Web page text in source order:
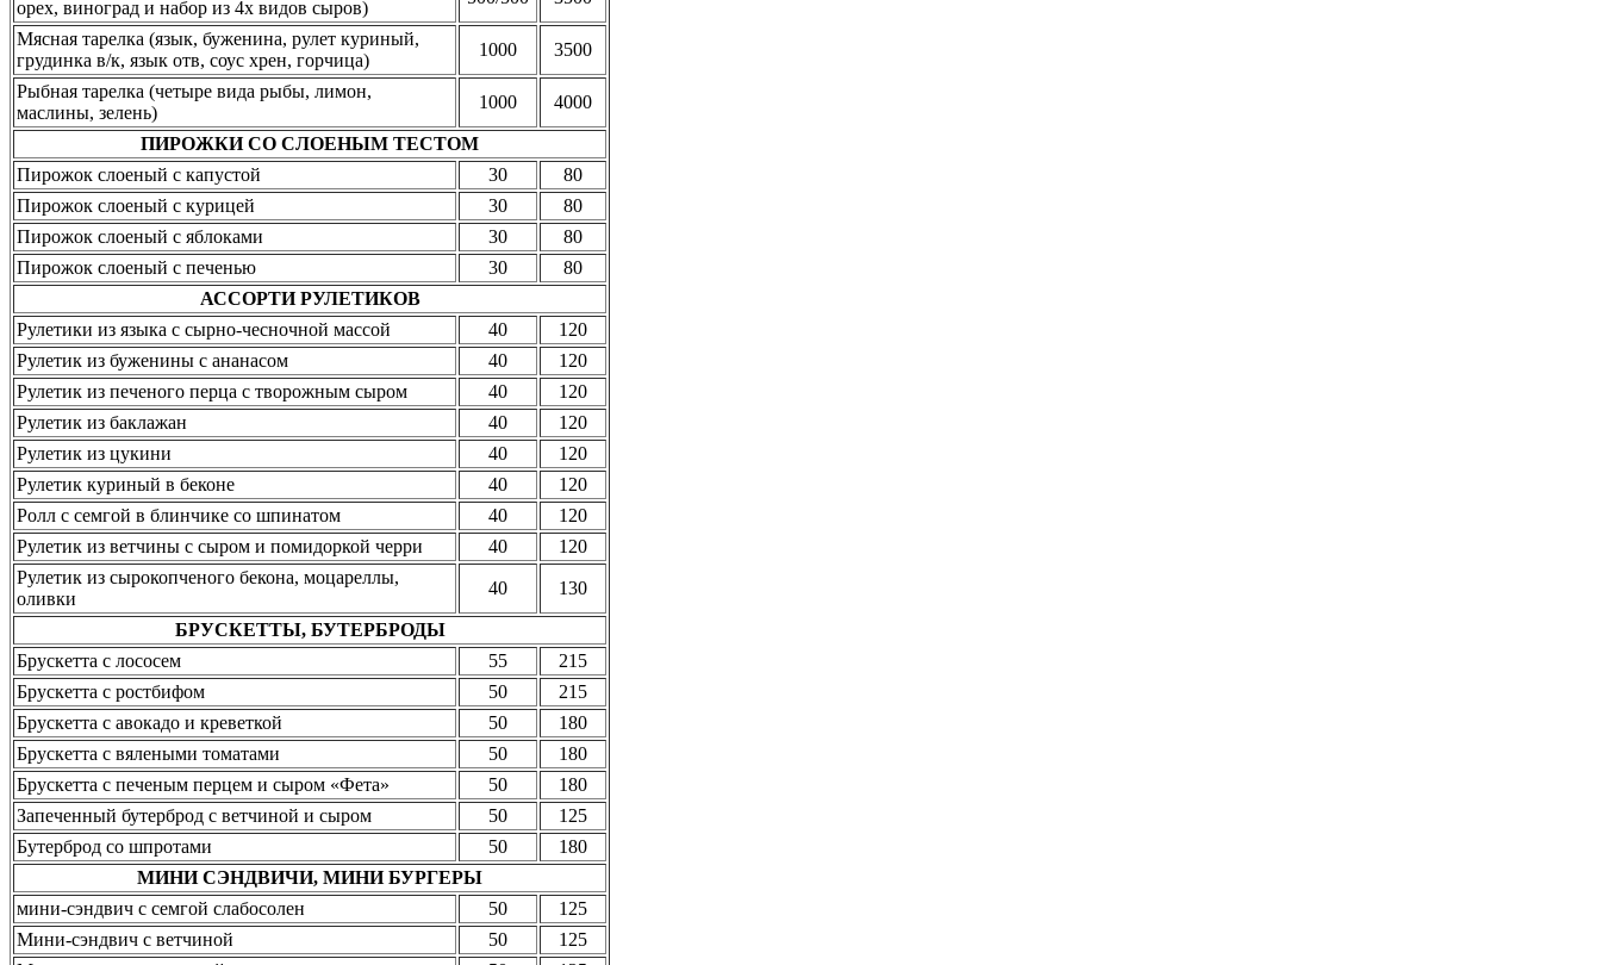
орех, виноград и набор из 4х видов сыров)
Мясная тарелка (язык, буженина, рулет куриный,
грудинка в/к, язык отв, соус хрен, горчица)
1000 3500
Рыбная тарелка (четыре вида рыбы, лимон,
маслины, зелень)
1000 4000
ПИРОЖКИ СО СЛОЕНЫМ ТЕСТОМ
Пирожок слоеный с капустой
30
80
Пирожок слоеный с курицей
30
80
Пирожок слоеный с яблоками
30
80
Пирожок слоеный с печенью
30
80
АССОРТИ РУЛЕТИКОВ
Рулетики из языка с сырно-чесночной массой
40
120
Рулетик из буженины с ананасом
40
120
Рулетик из печеного перца с творожным сыром
40
120
Рулетик из баклажан
40
120
Рулетик из цукини
40
120
Рулетик куриный в беконе
40
120
Ролл с семгой в блинчике со шпинатом
40
120
Рулетик из ветчины с сыром и помидоркой черри
40
120
Рулетик из сырокопченого бекона, моцареллы,
оливки
40 130
БРУСКЕТТЫ, БУТЕРБРОДЫ
Брускетта с лососем
55
215
Брускетта с ростбифом
50
215
Брускетта с авокадо и креветкой
50
180
Брускетта с вялеными томатами
50
180
Брускетта с печеным перцем и сыром «Фета»
50
180
Запеченный бутерброд с ветчиной и сыром
50
125
Бутерброд со шпротами
50
180
МИНИ СЭНДВИЧИ, МИНИ БУРГЕРЫ
мини-сэндвич с семгой слабосолен
50
125
Мини-сэндвич с ветчиной
50
125